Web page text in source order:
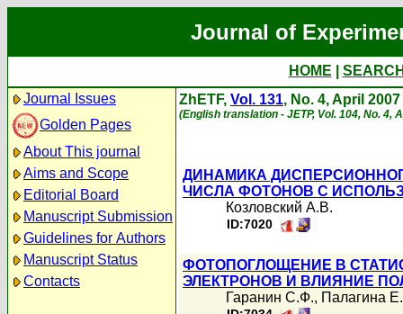
Journal of
HOME
Journal Issues
Golden Pages
About This journal
Aims and Scope
Editorial Board
Manuscript Submission
Guidelines for Authors
Manuscript Status
Contacts
ZhETF, Vol. 131, No. 4, April 2007
(English translation - JETP, Vol. 104, No. 4,
ДИНАМИКА
ЧИСЛА ФОТОНОВ С
Козловский А.В.
ID:7020
ФОТОПОГЛОЩЕНИЕ В
ЭЛЕКТРОНОВ И ВЛИЯНИЕ
Гаранин С.Ф., Палагина